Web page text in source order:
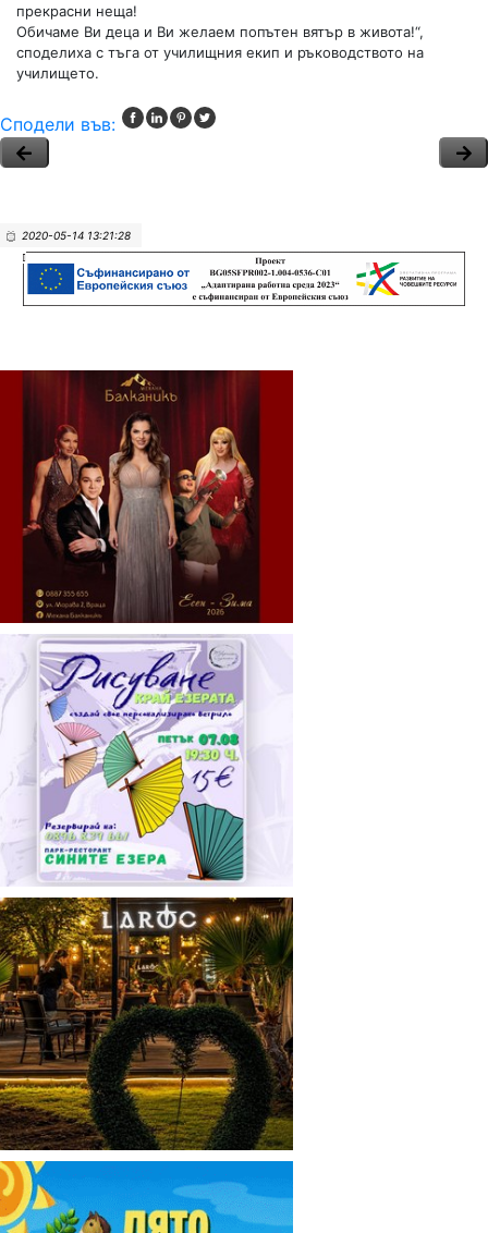
прекрасни неща!
Обичаме Ви деца и Ви желаем попътен вятър в живота!“,
споделиха с тъга от училищния екип и ръководството на
училището.
Сподели във:
2020-05-14 13:21:28